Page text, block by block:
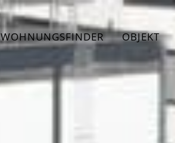
WOHNUNGSFINDER OBJEKT